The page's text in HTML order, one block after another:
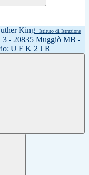
Istituto di Istruzione
3 - 20835 Muggiò MB -
U F K 2 J R